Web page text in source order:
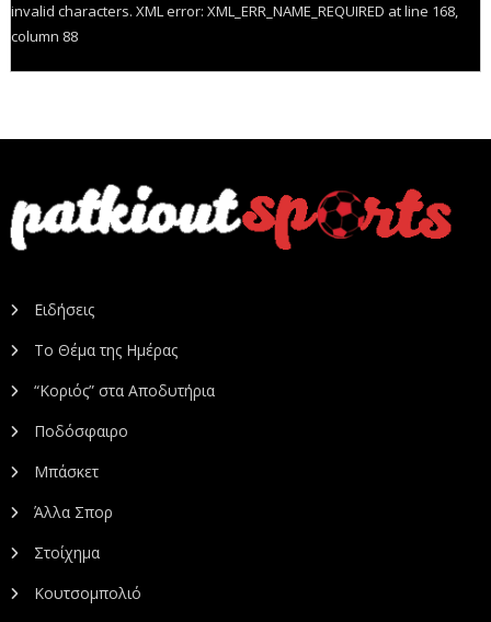
invalid characters. XML error: XML_ERR_NAME_REQUIRED at line 168,
column 88
Ειδήσεις
Το Θέμα της Ημέρας
“Κοριός” στα Αποδυτήρια
Ποδόσφαιρο
Μπάσκετ
Άλλα Σπορ
Στοίχημα
Κουτσομπολιό